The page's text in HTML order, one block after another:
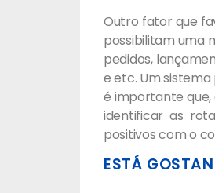
Outro fator que
possibilitam uma
pedidos,
e etc. Um
é importante
identificar as
positivos com o
ESTÁ